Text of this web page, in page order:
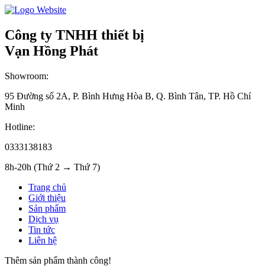
Công ty TNHH thiết bị
Vạn Hồng Phát
Showroom:
95 Đường số 2A, P. Bình Hưng Hòa B, Q. Bình Tân, TP. Hồ Chí
Minh
Hotline:
0333138183
8h-20h (Thứ 2 → Thứ 7)
Trang chủ
Giới thiệu
Sản phẩm
Dịch vụ
Tin tức
Liên hệ
Thêm sản phẩm thành công!